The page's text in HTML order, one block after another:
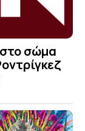
σώμα